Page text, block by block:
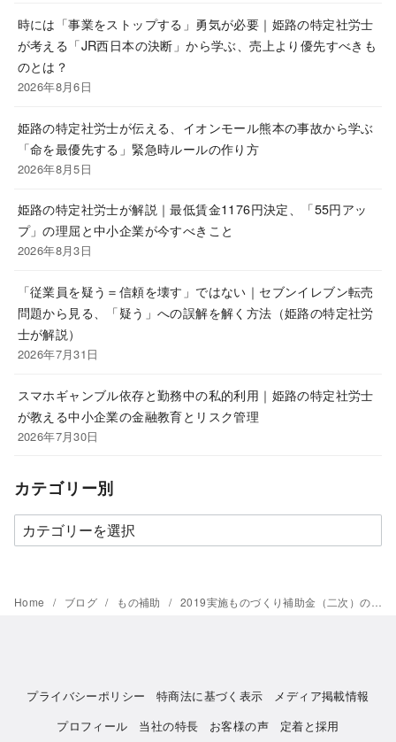
時には「事業をストップする」勇気が必要｜姫路の特定社労士
が考える「JR西日本の決断」から学ぶ、売上より優先すべきも
のとは？
2026年8月6日
姫路の特定社労士が伝える、イオンモール熊本の事故から学ぶ
「命を最優先する」緊急時ルールの作り方
2026年8月5日
姫路の特定社労士が解説｜最低賃金1176円決定、「55円アッ
プ」の理屈と中小企業が今すべきこと
2026年8月3日
「従業員を疑う＝信頼を壊す」ではない｜セブンイレブン転売
問題から見る、「疑う」への誤解を解く方法（姫路の特定社労
士が解説）
2026年7月31日
スマホギャンブル依存と勤務中の私的利用｜姫路の特定社労士
が教える中小企業の金融教育とリスク管理
2026年7月30日
カテゴリー別
カ
テ
リ
Home ブログ もの補助 2019実施ものづくり補助金（二次）の採択が延長！？
プライバシーポリシー 特商法に基づく表示
メディア掲載情報
プロフィール
当社の特長 お客様の声 定着と採用